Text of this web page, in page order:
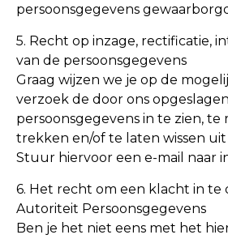
persoonsgegevens
5. Recht op inzage, rectificatie,
van de persoonsgegevens
Graag wijzen we je op de
verzoek de door ons opgeslagen
persoonsgegevens in te zien, te
trekken en/of te laten wissen uit
Stuur hiervoor een e-mail naar
6. Het recht om een klacht in te
Autoriteit Persoonsgegevens
Ben je het niet eens met het